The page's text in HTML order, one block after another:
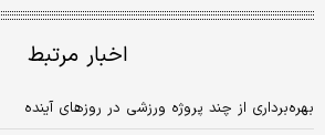
اخبار مرتبط
بهره‌برداری از چند پروژه ورزشی در روزهای آینده